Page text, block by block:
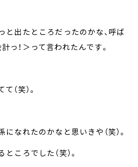
と出たところだったのかな、呼ば
っ！＞って言われたんです。
（笑）。
なれたのかなと思いきや（笑）。
ころでした（笑）。